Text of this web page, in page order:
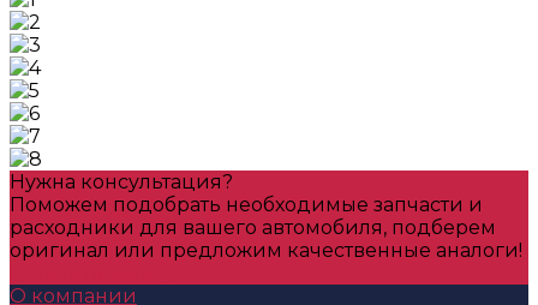
Нужна консультация?
Поможем подобрать необходимые запчасти и
расходники для вашего автомобиля, подберем
оригинал или предложим качественные аналоги!
О компании